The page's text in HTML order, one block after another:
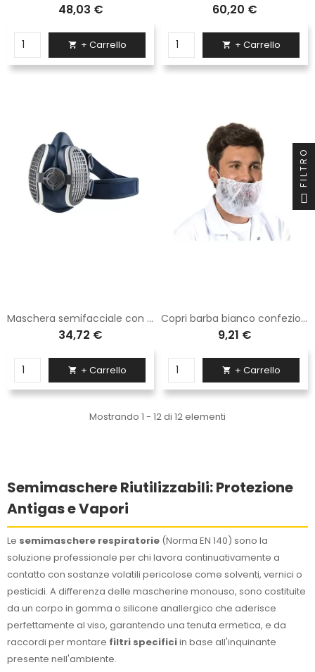
48,03 €
 + Carrello
60,20 €
 + Carrello
Maschera semifacciale con filtri p3
34,72 €
 + Carrello
Copri barba bianco confezione 100 pezzi
9,21 €
 + Carrello
Mostrando 1 - 12 di 12 elementi
Semimaschere Riutilizzabili: Protezione
Antigas e Vapori
Le semimaschere respiratorie (Norma EN 140) sono la
soluzione professionale per chi lavora continuativamente a
contatto con sostanze volatili pericolose come solventi, vernici o
pesticidi. A differenza delle mascherine monouso, sono costituite
da un corpo in gomma o silicone anallergico che aderisce
perfettamente al viso, garantendo una tenuta ermetica, e da
raccordi per montare filtri specificiin base all'inquinante
presente nell'ambiente.
FILTRO